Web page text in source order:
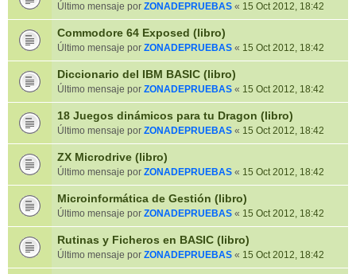
Último mensaje por ZONADEPRUEBAS « 15 Oct 2012, 18:42
Commodore 64 Exposed (libro)
Último mensaje por ZONADEPRUEBAS « 15 Oct 2012, 18:42
Diccionario del IBM BASIC (libro)
Último mensaje por ZONADEPRUEBAS « 15 Oct 2012, 18:42
18 Juegos dinámicos para tu Dragon (libro)
Último mensaje por ZONADEPRUEBAS « 15 Oct 2012, 18:42
ZX Microdrive (libro)
Último mensaje por ZONADEPRUEBAS « 15 Oct 2012, 18:42
Microinformática de Gestión (libro)
Último mensaje por ZONADEPRUEBAS « 15 Oct 2012, 18:42
Rutinas y Ficheros en BASIC (libro)
Último mensaje por ZONADEPRUEBAS « 15 Oct 2012, 18:42